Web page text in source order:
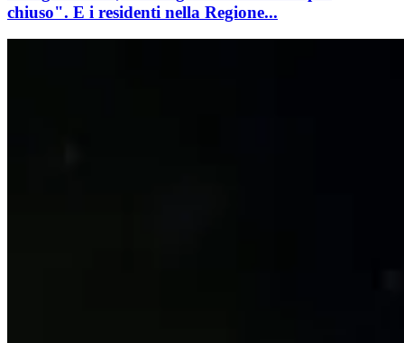
chiuso". E i residenti nella Regione...